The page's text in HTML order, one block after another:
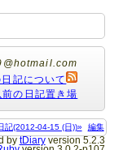
日記について
前の日記置き場
記(2012-04-15 (日))» 編集
by tDiaryversion 5.2.3